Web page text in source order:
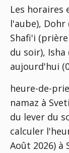
Les horaires
l'aube),
Shafi'i
du soir),
aujourd'hui
heure-de-
namaz à
du lever du
calculer
Août 2026) à